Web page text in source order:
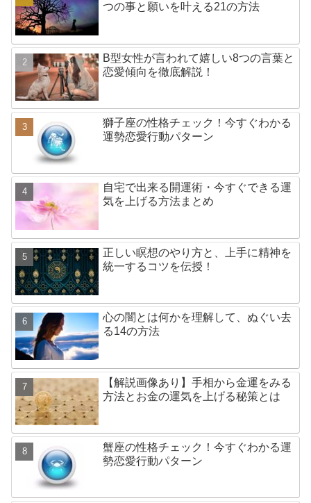
つの事と願いを叶える21の方法
B型女性が言われて嬉しい8つの言葉と
恋愛傾向を徹底解説！
獅子座の性格チェック！今すぐわかる
運勢恋愛行動パターン
自宅で出来る開運術・今すぐできる運
気を上げる方法まとめ
正しい瞑想のやり方と、上手に精神を
統一するコツを伝授！
心の闇とは何かを理解して、ぬぐい去
る14の方法
【解説画像あり】手相から金運をみる
方法とお金の運気を上げる秘策とは
蟹座の性格チェック！今すぐわかる運
勢恋愛行動パターン